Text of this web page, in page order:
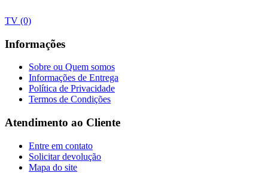
TV (0)
Informações
Sobre ou Quem somos
Informações de Entrega
Política de Privacidade
Termos de Condições
Atendimento ao Cliente
Entre em contato
Solicitar devolução
Mapa do site